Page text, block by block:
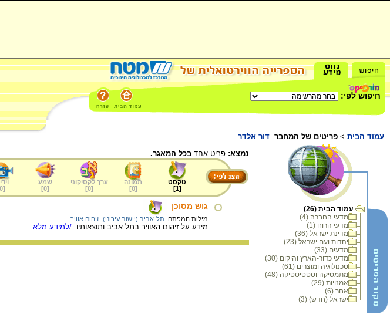
חיפוש לפי:
עמוד הבית > פריטים של המחבר דור אלדר
עמוד הבית (26)
מדעי החברה (4)
מדעי הרוח (1)
מדינת ישראל (36)
יהדות ועם ישראל (23)
מדעים (33)
מדעי כדור-הארץ והיקום (30)
טכנולוגיה ומוצרים (61)
מתמטיקה וסטטיסטיקה (48)
אמנויות (29)
אחר (6)
ישראל (חדש) (3)
נמצא: פריט אחד בכל המאגר.
טקסט
[
1
]
תמונה
[
0
]
ערך לקסיקוני
[
0
]
שמע
[
0
]
[
גוש מסוכן
מילות המפתח: תל-אביב (יישוב עירוני) זיהום אוויר
מידע על זיהום האוויר בתל אביב ותוצאותיו. /למידע מלא...